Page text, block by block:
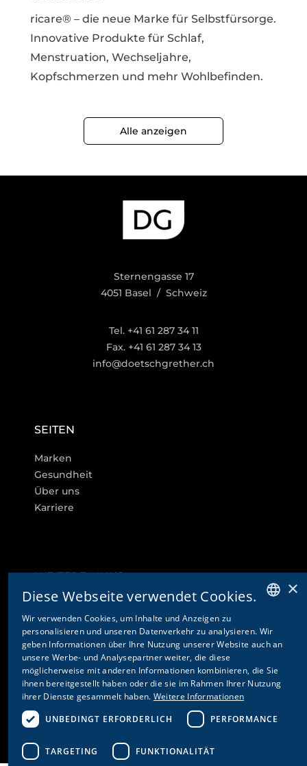
ricare® – die neue Marke für Selbstfürsorge.
Innovative Produkte für Schlaf,
Menstruation, Wechseljahre,
Kopfschmerzen und mehr Wohlbefinden.
Alle anzeigen
Sternengasse 17
4051 Basel / Schweiz
Tel. +41 61 287 34 11
Fax. +41 61 287 34 13
info@doetschgrether.ch
SEITEN
Marken
Gesundheit
Über uns
Karriere
WEITERE LINKS
Cookie-Einstellungen
Kontakt
Datenschutz & Disclaimer
Impressum
AGB's
AEB's
ENGLISH
FRENCH
×
Diese Webseite verwendet Cookies.
Wir verwenden Cookies, um Inhalte und Anzeigen zu
personalisieren und unseren Datenverkehr zu analysieren. Wir
geben Informationen über Ihre Nutzung unserer Website auch an
unsere Werbe- und Analysepartner weiter, die diese
möglicherweise mit anderen Informationen kombinieren, die Sie
ihnen bereitgestellt haben oder die sie im Rahmen Ihrer Nutzung
ihrer Dienste gesammelt haben. Weitere Informationen
UNBEDINGT ERFORDERLICH
PERFORMANCE
TARGETING FUNKTIONALITÄT